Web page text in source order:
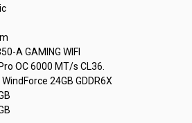
A GAMING WIFI
OC 6000 MT/s CL36.
24GB GDDR6X